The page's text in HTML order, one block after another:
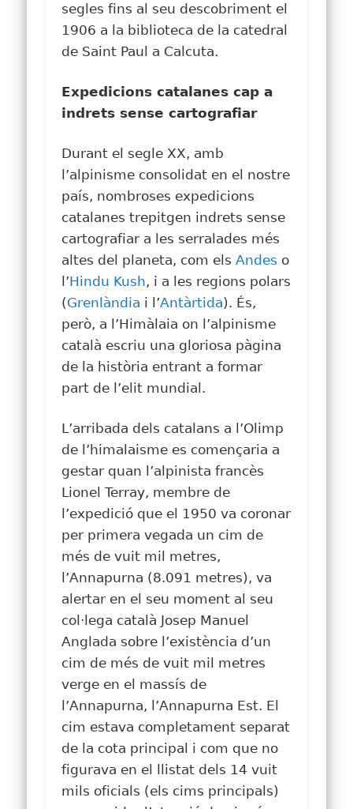
segles fins al seu descobriment el
1906 a la biblioteca de la catedral
de Saint Paul a Calcuta.
Expedicions catalanes cap a
indrets sense cartografiar
Durant el segle XX, amb
l’alpinisme consolidat en el nostre
país, nombroses expedicions
catalanes trepitgen indrets sense
cartografiar a les serralades més
altes del planeta, com elsAndes o
l’Hindu Kush, i a les regions polars
(Grenlàndia i l’Antàrtida). És,
però, a l’Himàlaia on l’alpinisme
català escriu una gloriosa pàgina
de la història entrant a formar
part de l’elit mundial.
L’arribada dels catalans a l’Olimp
de l’himalaisme es començaria a
gestar quan l’alpinista francès
Lionel Terray, membre de
l’expedició que el 1950 va coronar
per primera vegada un cim de
més de vuit mil metres,
l’Annapurna (8.091 metres), va
alertar en el seu moment al seu
col·lega català Josep Manuel
Anglada sobre l’existència d’un
cim de més de vuit mil metres
verge en el massís de
l’Annapurna, l’Annapurna Est. El
cim estava completament separat
de la cota principal i com que no
figurava en el llistat dels 14 vuit
mils oficials (els cims principals)